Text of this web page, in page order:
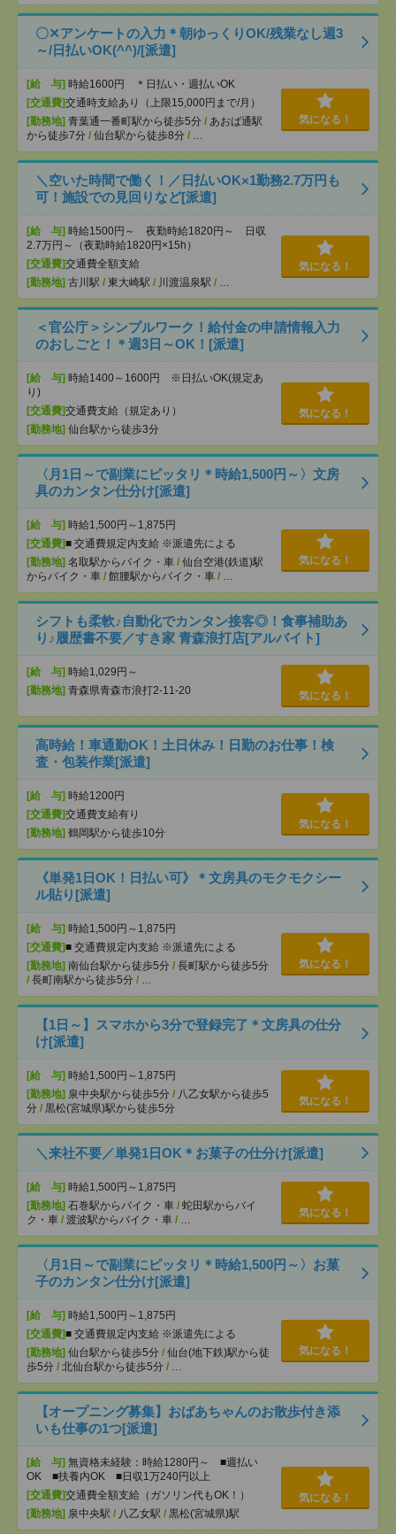
〇✕アンケートの入力＊朝ゆっくりOK/残業なし週3
～/日払いOK(^^)/[派遣]
[給 与] 時給1600円 ＊日払い・週払いOK
[交通費]交通時支給あり（上限15,000円まで/月）
[勤務地] 青葉通一番町駅から徒歩5分 / あおば通駅
から徒歩7分 / 仙台駅から徒歩8分 /
気になる！
＼空いた時間で働く！／日払いOK×1勤務2.7万円も
可！施設での見回りなど[派遣]
[給 与] 時給1500円～ 夜勤時給1820円～ 日収
2.7万円～（夜勤時給1820円×15h）
[交通費]交通費全額支給
[勤務地] 古川駅 / 東大崎駅 / 川渡温泉駅 /
気になる！
＜官公庁＞シンプルワーク！給付金の申請情報入力
のおしごと！＊週3日～OK！[派遣]
[給 与] 時給1400～1600円 ※日払いOK(規定あ
り)
[交通費]交通費支給（規定あり）
[勤務地] 仙台駅から徒歩3分
気になる！
〈月1日～で副業にピッタリ＊時給1,500円～〉文房
具のカンタン仕分け[派遣]
[給 与] 時給1,500円～1,875円
[交通費]■ 交通費規定内支給 ※派遣先による
[勤務地] 名取駅からバイク・車 / 仙台空港(鉄道)駅
からバイク・車 / 館腰駅からバイク・車 /
気になる！
シフトも柔軟♪自動化でカンタン接客◎！食事補助あ
り♪履歴書不要／すき家 青森浪打店[アルバイト]
[給 与] 時給1,029円～
[勤務地] 青森県青森市浪打2-11-20 気になる！
高時給！車通勤OK！土日休み！日勤のお仕事！検
査・包装作業[派遣]
[給 与] 時給1200円
[交通費]交通費支給有り
[勤務地] 鶴岡駅から徒歩10分
気になる！
《単発1日OK！日払い可》＊文房具のモクモクシー
ル貼り[派遣]
[給 与] 時給1,500円～1,875円
[交通費]■ 交通費規定内支給 ※派遣先による
[勤務地] 南仙台駅から徒歩5分 / 長町駅から徒歩5分
/ 長町南駅から徒歩5分 /
気になる！
【1日～】スマホから3分で登録完了＊文房具の仕分
け[派遣]
[給 与] 時給1,500円～1,875円
[勤務地] 泉中央駅から徒歩5分 / 八乙女駅から徒歩5
分 / 黒松(宮城県)駅から徒歩5分
気になる！
＼来社不要／単発1日OK＊お菓子の仕分け[派遣]
[給 与] 時給1,500円～1,875円
[勤務地] 石巻駅からバイク・車 / 蛇田駅からバイ
ク・車 / 渡波駅からバイク・車 /
気になる！
〈月1日～で副業にピッタリ＊時給1,500円～〉お菓
子のカンタン仕分け[派遣]
[給 与] 時給1,500円～1,875円
[交通費]■ 交通費規定内支給 ※派遣先による
[勤務地] 仙台駅から徒歩5分 / 仙台(地下鉄)駅から徒
歩5分 / 北仙台駅から徒歩5分 /
気になる！
【オープニング募集】おばあちゃんのお散歩付き添
いも仕事の1つ[派遣]
[給 与] 無資格未経験：時給1280円～ ■週払い
OK ■扶養内OK ■日収1万240円以上
[交通費]交通費全額支給（ガソリン代もOK！）
[勤務地] 泉中央駅 / 八乙女駅 / 黒松(宮城県)駅
気になる！